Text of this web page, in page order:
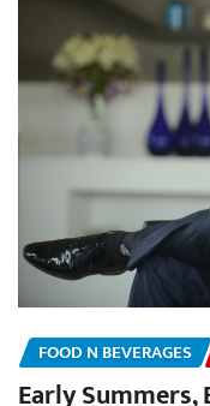
FOOD N BEVERAGES
Early Summers,